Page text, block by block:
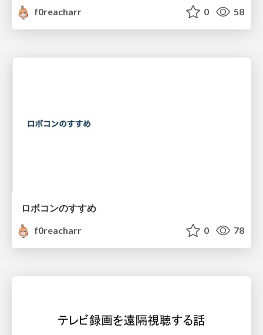
f0reacharr
0 58
ロボコンのすすめ
f0reacharr
0 78